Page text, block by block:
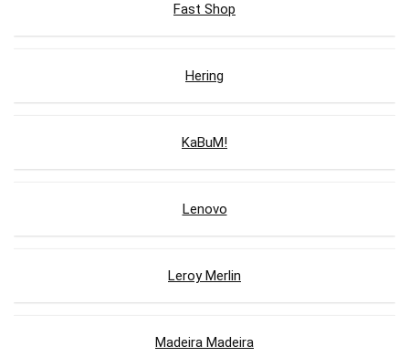
Fast Shop
Hering
KaBuM!
Lenovo
Leroy Merlin
Madeira Madeira